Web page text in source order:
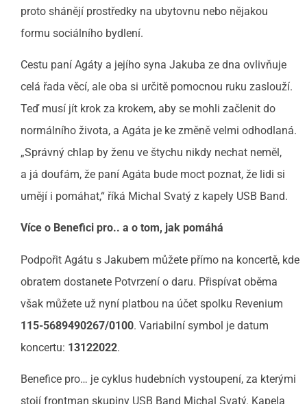
proto shánějí prostředky na ubytovnu nebo nějakou
formu sociálního bydlení.
Cestu paní Agáty a jejího syna Jakuba ze dna ovlivňuje
celá řada věcí, ale oba si určitě pomocnou ruku zaslouží.
Teď musí jít krok za krokem, aby se mohli začlenit do
normálního života, a Agáta je ke změně velmi odhodlaná.
„Správný chlap by ženu ve štychu nikdy nechat neměl,
a já doufám, že paní Agáta bude moct poznat, že lidi si
umějí i pomáhat,“ říká Michal Svatý z kapely USB Band.
Více o Benefici pro.. a o tom, jak pomáhá
Podpořit Agátu s Jakubem můžete přímo na koncertě, kde
obratem dostanete Potvrzení o daru. Přispívat oběma
však můžete už nyní platbou na účet spolku Revenium
115-5689490267/0100. Variabilní symbol je datum
koncertu: 13122022.
Benefice pro… je cyklus hudebních vystoupení, za kterými
stojí frontman skupiny USB Band Michal Svatý. Kapela